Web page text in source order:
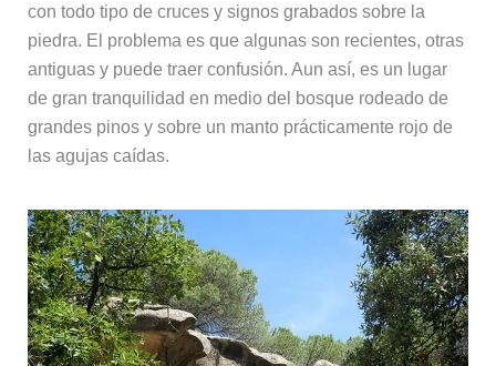
con todo tipo de cruces y signos grabados sobre la
piedra. El problema es que algunas son recientes, otras
antiguas y puede traer confusión. Aun así, es un lugar
de gran tranquilidad en medio del bosque rodeado de
grandes pinos y sobre un manto prácticamente rojo de
las agujas caídas.